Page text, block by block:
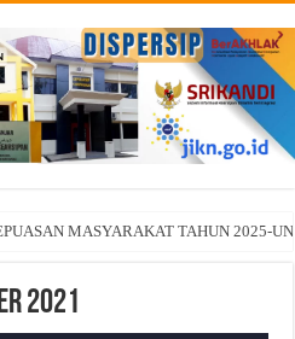
MASYARAKAT TAHUN 2025-
2021